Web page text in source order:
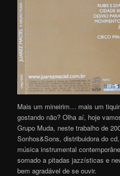
Mais um mineirim… mais um
gostando não? Olha aí, hoje
Grupo Muda, neste trabalho de
Sonhos&Sons, distribuidora do
música instrumental
somado a pitadas jazzísticas e
bem agradável de se ouvir.